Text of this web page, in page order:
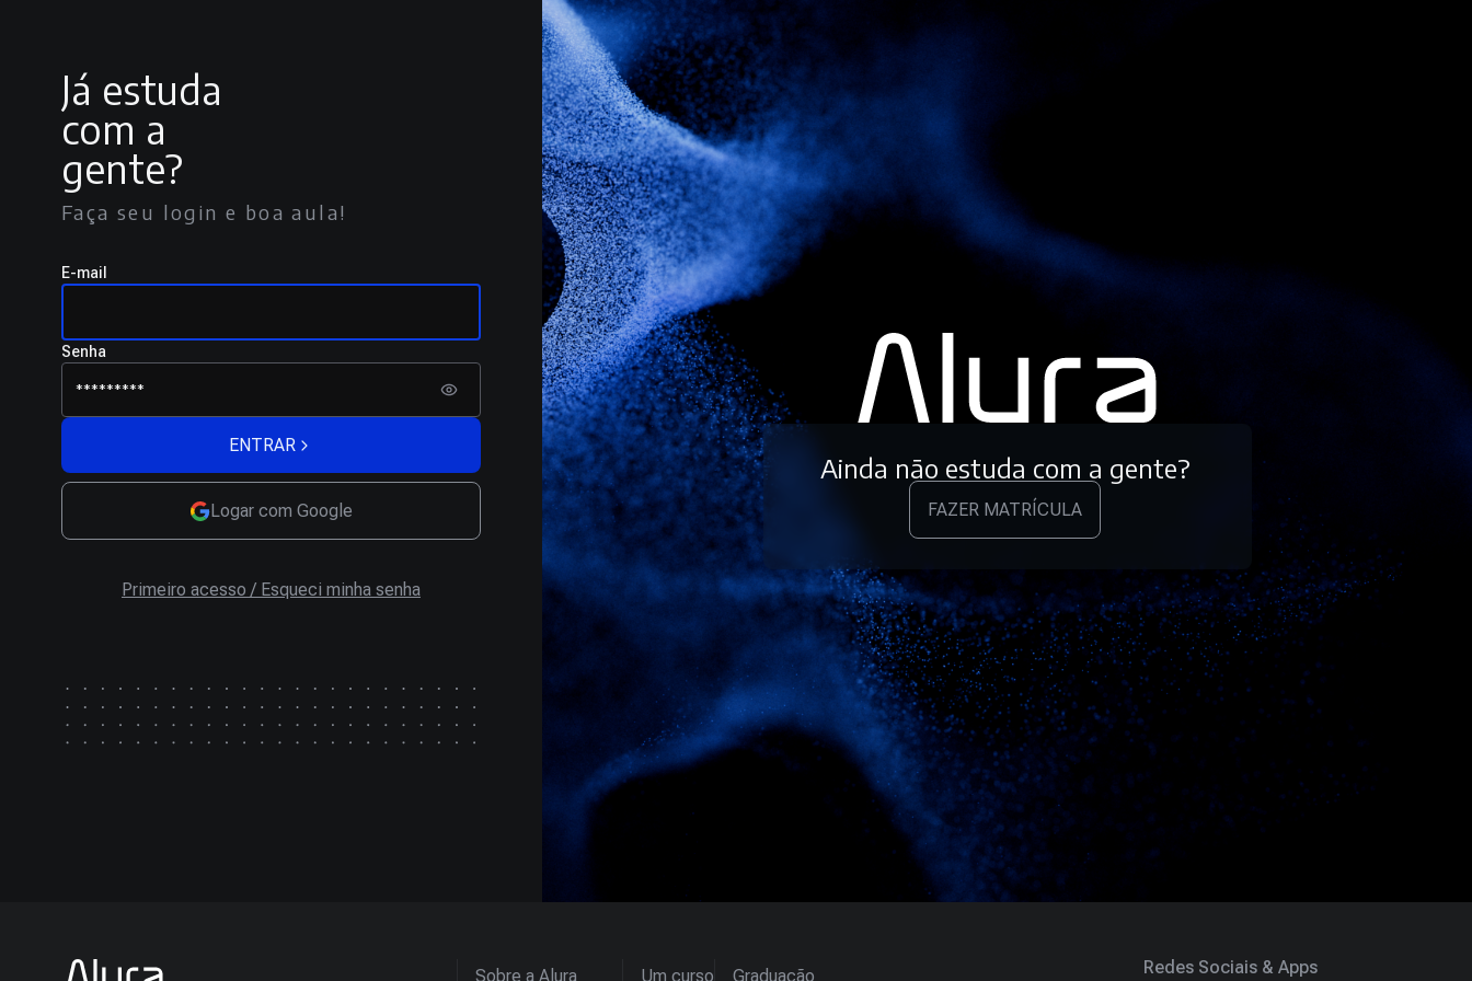
Já estuda
com a
gente?
Faça seu login e boa aula!
E-mail
Senha
ENTRAR
Logar com Google
Primeiro acesso / Esqueci minha senha
Ainda não estuda com a gente?
FAZER MATRÍCULA
Sobre a Alura Um curso Graduação Redes Sociais & Apps